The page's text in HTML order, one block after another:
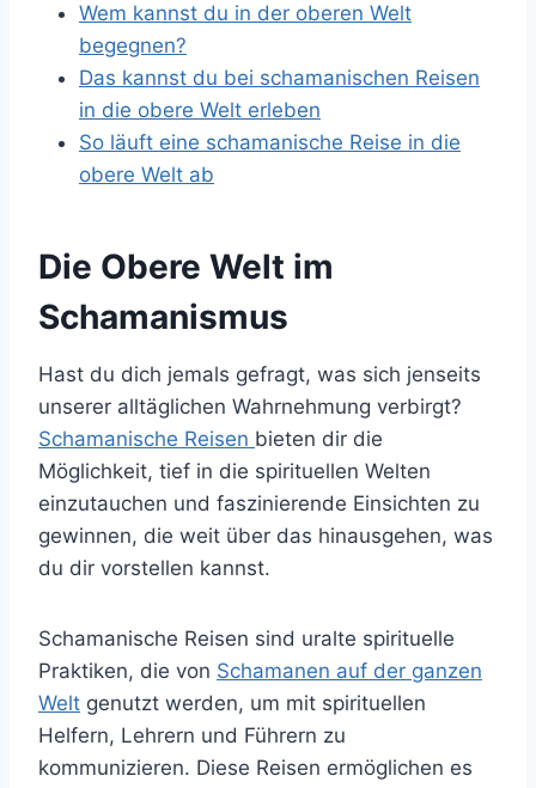
Wem kannst du in der oberen Welt
begegnen?
Das kannst du bei schamanischen Reisen
in die obere Welt erleben
So läuft eine schamanische Reise in die
obere Welt ab
Die Obere Welt im
Schamanismus
Hast du dich jemals gefragt, was sich jenseits
unserer alltäglichen Wahrnehmung verbirgt?
Schamanische Reisen bieten dir die
Möglichkeit, tief in die spirituellen Welten
einzutauchen und faszinierende Einsichten zu
gewinnen, die weit über das hinausgehen, was
du dir vorstellen kannst.
Schamanische Reisen sind uralte spirituelle
Praktiken, die von Schamanen auf der ganzen
Welt genutzt werden, um mit spirituellen
Helfern, Lehrern und Führern zu
kommunizieren. Diese Reisen ermöglichen es